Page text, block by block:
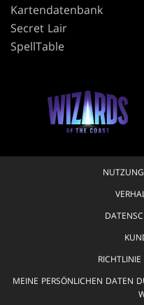
Kartendatenbank
Secret Lair
SpellTable
MEINE PERSÖNLICHEN DATEN